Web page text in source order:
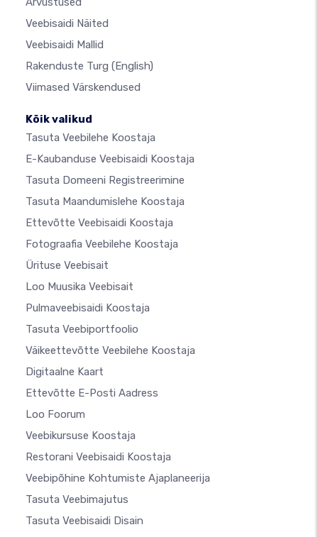
Veebisaidi Näited
Veebisaidi Mallid
Rakenduste Turg (English)
Viimased Värskendused
Kõik valikud
Tasuta Veebilehe Koostaja
E-Kaubanduse Veebisaidi Koostaja
Tasuta Domeeni Registreerimine
Tasuta Maandumislehe Koostaja
Ettevõtte Veebisaidi Koostaja
Fotograafia Veebilehe Koostaja
Ürituse Veebisait
Loo Muusika Veebisait
Pulmaveebisaidi Koostaja
Tasuta Veebiportfoolio
Väikeettevõtte Veebilehe Koostaja
Digitaalne Kaart
Ettevõtte E-Posti Aadress
Loo Foorum
Veebikursuse Koostaja
Restorani Veebisaidi Koostaja
Veebipõhine Kohtumiste Ajaplaneerija
Tasuta Veebimajutus
Tasuta Veebisaidi Disain